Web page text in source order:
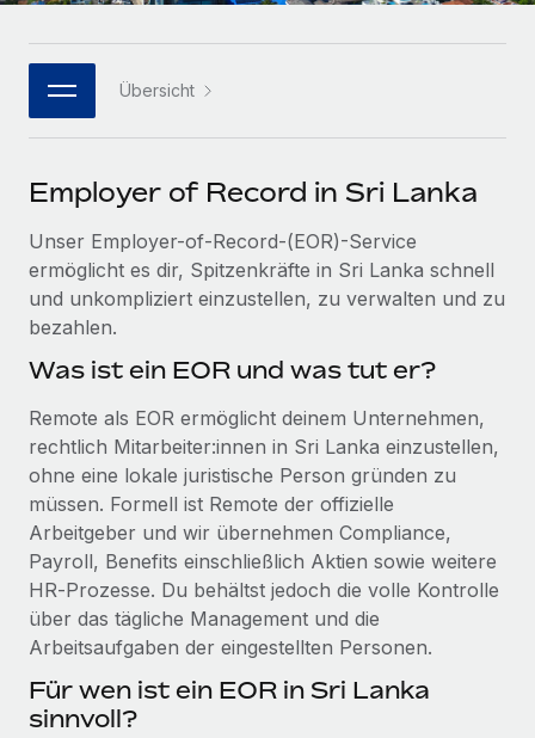
MCP
Integrationen
Tools
DIENSTLEISTUNGEN
Frag unsere Expert:innen
Einfacheres Bewerber:innen-Screening
Compliance Watchtower
Lückenlose Compliance
Geräteverwaltung
Globale Bereitstellung und Verfolgung von IT-
Geräten
Schnelle, rechtssichere Gründung von
Niederlassungen
PARTNER WERDEN
Flexible Einbettung von Global-HR-Funktionen in deine
Partner werden
Entdecke die Möglichkeiten einer Partnerschaft
Remote Build
Demnächst verfügbar
Beratung zu Integrationen und KI-Automatisierung
So hat der KI-Vorreiter Weaviate sein Team mit
Remote um 120 % vergrößert
Weaviate auf einen Blick Weaviate entwickelt KI-basierte
Open-Source-Infrastrukturen. Das...
Mehr erfahren
Reverse Tech und Remote für Contractor
Management und Payroll
Bibliothek für Stellenbeschreibungen
Webinare
Events
Newsroom
Informationen zu Gehältern und Qualifikationen
Insights Center
Hol dir Unterstützung
Alle Ressourcen anzeigen
BLOG
Globale Payroll
EOR und PEO
Contractor Management
Steuern
한국어 Übersicht
Employer of Record in Sri Lanka
Unser Employer-of-Record-(EOR)-Service
ermöglicht es dir, Spitzenkräfte in Sri Lanka schnell
und unkompliziert einzustellen, zu verwalten und zu
bezahlen.
Was ist ein EOR und was tut er?
Remote als EOR ermöglicht deinem Unternehmen,
rechtlich Mitarbeiter:innen in Sri Lanka einzustellen,
ohne eine lokale juristische Person gründen zu
müssen. Formell ist Remote der offizielle
Arbeitgeber und wir übernehmen Compliance,
Payroll, Benefits einschließlich Aktien sowie weitere
HR‑Prozesse. Du behältst jedoch die volle Kontrolle
über das tägliche Management und die
Arbeitsaufgaben der eingestellten Personen.
Für wen ist ein EOR in Sri Lanka
sinnvoll?